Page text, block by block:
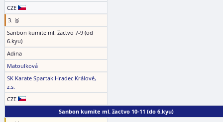
CZE
3. 🥉
Sanbon kumite ml. žactvo 7-9 (od
6.kyu)
Adina
Matoulková
SK Karate Spartak Hradec Králové,
z.s.
CZE
Sanbon kumite ml. žactvo 10-11 (do 6.kyu)